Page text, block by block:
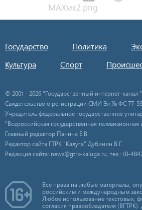
Государство Политика
Культура
Спорт
© 2001 - 2026 "Государственный интернет-канал
Свидетельство о регистрации СМИ Эл № ФС 77-
Учредитель федеральное государственное
"Всероссийская государственная
Главный редактор Панина Е.В.
Редактор сайта ГТРК "Калуга" Дубинин В.Г.
Редакция сайта: news@gtrk-kaluga.ru, тел.: (8-
Все права на любые материалы,
российским и международным
Любое использование текстовых,
согласия правообладателя (ВГТРК).